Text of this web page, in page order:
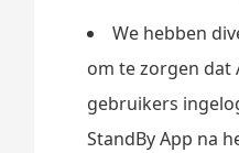
We hebben
om te zorgen dat
gebruikers
StandBy App na